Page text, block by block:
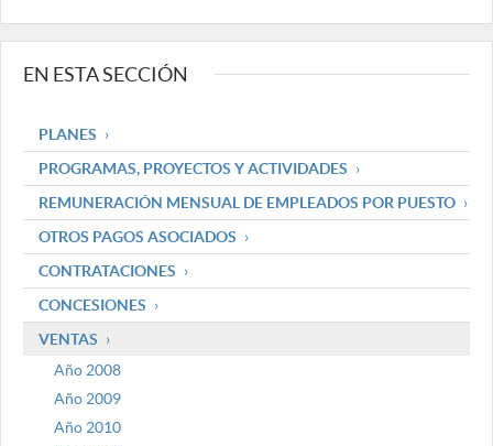
EN ESTA SECCIÓN
PLANES
PROGRAMAS, PROYECTOS Y ACTIVIDADES
REMUNERACIÓN MENSUAL DE EMPLEADOS POR PUESTO
OTROS PAGOS ASOCIADOS
CONTRATACIONES
CONCESIONES
VENTAS
Año 2008
Año 2009
Año 2010